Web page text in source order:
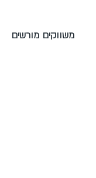
משווקים מורשים